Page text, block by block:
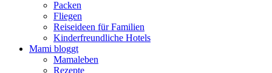
Packen
Fliegen
Reiseideen für Familien
Kinderfreundliche Hotels
Mami bloggt
Mamaleben
Rezepte